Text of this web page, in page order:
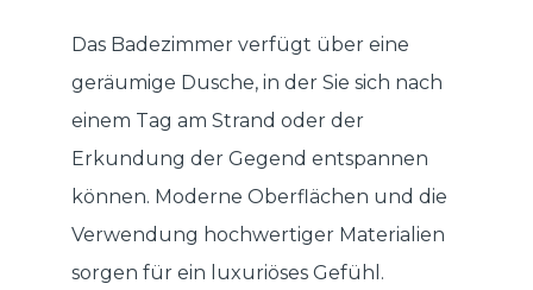
Das Badezimmer verfügt über eine
geräumige Dusche, in der Sie sich nach
einem Tag am Strand oder der
Erkundung der Gegend entspannen
können. Moderne Oberflächen und die
Verwendung hochwertiger Materialien
sorgen für ein luxuriöses Gefühl.